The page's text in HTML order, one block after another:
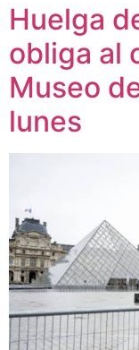
Huelga
obliga al
Museo
lunes